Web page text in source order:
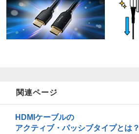
関連ページ
HDMIケーブルの
アクティブ・パッシブタイプとは？